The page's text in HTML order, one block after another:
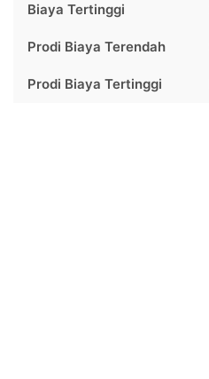
Biaya Tertinggi
Prodi Biaya Terendah
Prodi Biaya Tertinggi